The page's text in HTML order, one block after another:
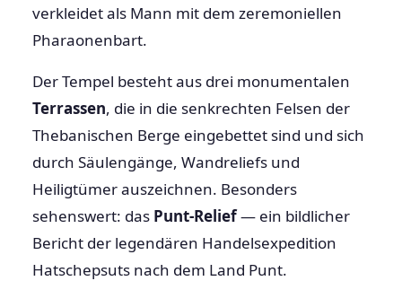
verkleidet als Mann mit dem zeremoniellen
Pharaonenbart.
Der Tempel besteht aus drei monumentalen
Terrassen, die in die senkrechten Felsen der
Thebanischen Berge eingebettet sind und sich
durch Säulengänge, Wandreliefs und
Heiligtümer auszeichnen. Besonders
sehenswert: das Punt-Relief— ein bildlicher
Bericht der legendären Handelsexpedition
Hatschepsuts nach dem Land Punt.